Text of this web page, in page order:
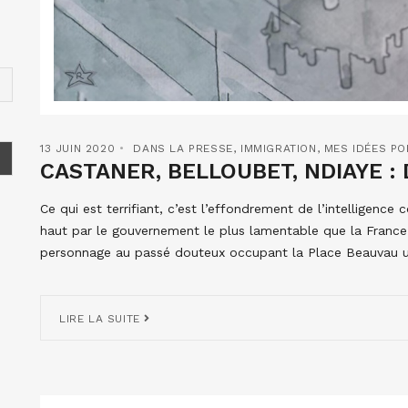
13 JUIN 2020 DANS LA PRESSE, IMMIGRATION , MES IDÉES
CASTANER, BELLOUBET, NDIAYE :
Ce qui est terrifiant, c’est l’effondrement de l’intelligence
haut par le gouvernement le plus lamentable que la
personnage au passé douteux occupant la Place
LIRE LA SUITE